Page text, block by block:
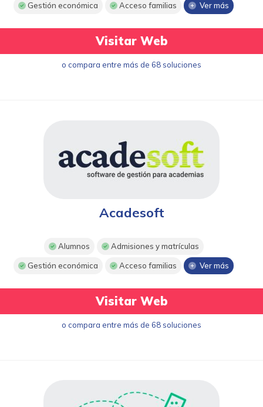
Gestión económica Acceso familias Ver más
Visitar Web
o compara entre más de 68 soluciones
Acadesoft
Alumnos Admisiones y matrículas
Gestión económica Acceso familias Ver más
Visitar Web
o compara entre más de 68 soluciones